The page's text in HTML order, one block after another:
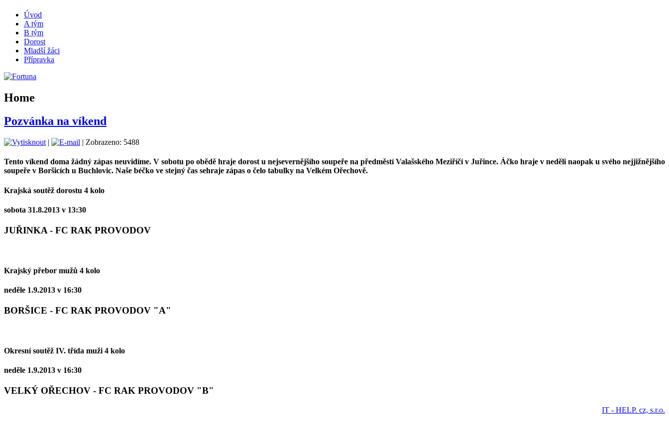
Úvod
A tým
B tým
Dorost
Mladší žáci
Přípravka
Home
Pozvánka na víkend
| | Zobrazeno: 5488
Tento víkend doma žádný zápas neuvidíme. V sobotu po obědě hraje dorost u nejsevernějšího soupeře na předměstí Valašského Meziříčí v Juřince. Áčko hraje v neděli naopak u svého nejjižnějšího
soupeře v Boršicích u Buchlovic. Naše béčko ve stejný čas sehraje zápas o čelo tabulky na Velkém Ořechově.
Krajská soutěž dorostu 4 kolo
sobota 31.8.2013 v 13:30
JUŘINKA - FC RAK PROVODOV
Krajský přebor mužů 4 kolo
neděle 1.9.2013 v 16:30
BORŠICE - FC RAK PROVODOV "A"
Okresní soutěž IV. třída muži 4 kolo
neděle 1.9.2013 v 16:30
VELKÝ OŘECHOV - FC RAK PROVODOV "B"
IT - HELP. cz, s.r.o.